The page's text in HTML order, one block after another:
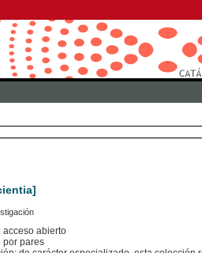
acceso abierto
por pares